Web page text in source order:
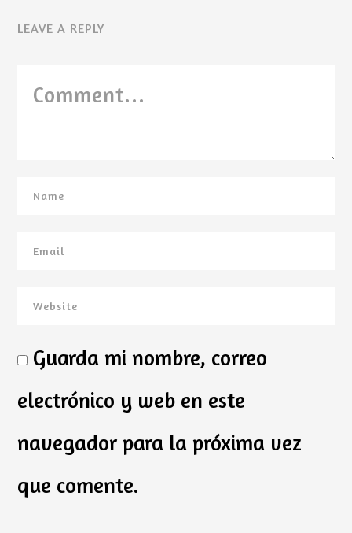
LEAVE A REPLY
Guarda mi nombre, correo
electrónico y web en este
navegador para la próxima vez
que comente.